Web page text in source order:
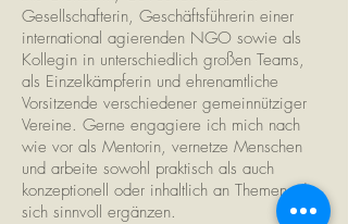
Gesellschafterin, Geschäftsführerin einer
international agierenden NGO sowie als
Kollegin in unterschiedlich großen Teams,
als Einzelkämpferin und ehrenamtliche
Vorsitzende verschiedener gemeinnütziger
Vereine. Gerne engagiere ich mich nach
wie vor als Mentorin, vernetze Menschen
und arbeite sowohl praktisch als auch
konzeptionell oder inhaltlich an Themen, die
sich sinnvoll ergänzen.